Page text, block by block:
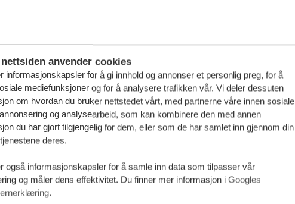
nettsiden anvender cookies
informasjonskapsler for å gi innhold og annonser et personlig preg, for å
mediefunksjoner og for å analysere trafikken vår. Vi deler dessuten
om hvordan du bruker nettstedet vårt, med partnerne våre innen sosiale
og analysearbeid, som kan kombinere den med annen
du har gjort tilgjengelig for dem, eller som de har samlet inn gjennom din
deres.
også informasjonskapsler for å samle inn data som tilpasser vår
og måler dens effektivitet. Du finner mer informasjon i Googles
.
reise
TILBUD